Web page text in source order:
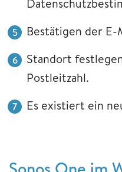
Bestätigen der E-
Standort
Postleitzahl.
Es existiert ein